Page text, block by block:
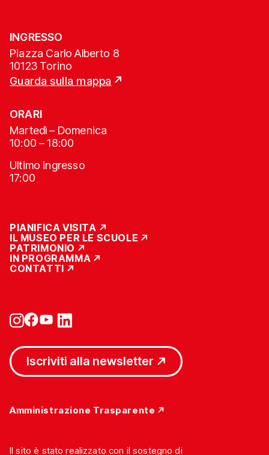
INGRESSO
Piazza Carlo Alberto 8
10123 Torino
Guarda sulla mappa
ORARI
Martedì – Domenica
10:00 – 18:00
Ultimo ingresso
17:00
PIANIFICA VISITA
IL MUSEO PER LE SCUOLE
PATRIMONIO
IN PROGRAMMA
CONTATTI
Iscriviti alla newsletter
Amministrazione Trasparente
Il sito è stato realizzato con il sostegno di